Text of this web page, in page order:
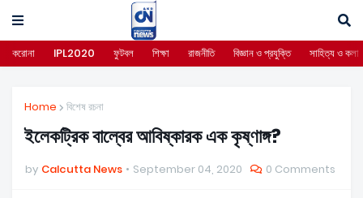
করোনা IPL2020 ফুটবল শিক্ষা রাজনীতি বিজ্ঞান ও প্রযুক্তি সাহিত্য ও কলা
Home বিশেষ রচনা
ইলেকট্রিক বাল্বের আবিষ্কারক এক কৃষ্ণাঙ্গ?
by Calcutta News September 04, 2020 0 Comments